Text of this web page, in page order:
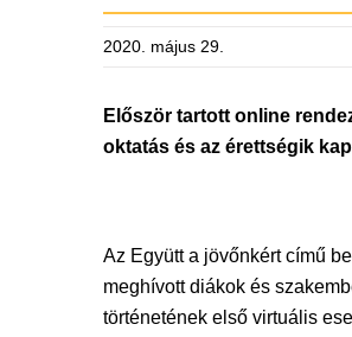
2020. május 29.
Először tartott online
oktatás és az érettségik
Az Együtt a jövőnkért című
meghívott diákok és
történetének első virtuális